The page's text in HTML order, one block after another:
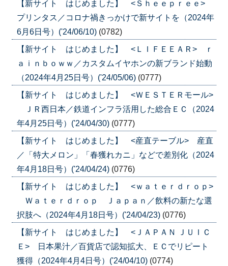
【新サイト はじめました】 <Ｓｈｅｅｐｒｅｅ>
プリンタス／コロナ禍きっかけで新サイトを（2024年
6月6日号）('24/06/10) (0782)
【新サイト はじめました】 <ＬＩＦＥＥＡＲ> ｒ
ａｉｎｂｏｗｗ／カスタムイヤホンの新ブランド始動
（2024年4月25日号）('24/05/06) (0777)
【新サイト はじめました】 <ＷＥＳＴＥＲモール>
ＪＲ西日本／鉄道インフラ活用した総合ＥＣ（2024
年4月25日号）('24/04/30) (0777)
【新サイト はじめました】 <産直テーブル> 産直
／「特大メロン」「春獲れカニ」などで差別化（2024
年4月18日号）('24/04/24) (0776)
【新サイト はじめました】 <ｗａｔｅｒｄｒｏｐ>
Ｗａｔｅｒｄｒｏｐ Ｊａｐａｎ／飲料の新たな選
択肢へ（2024年4月18日号）('24/04/23) (0776)
【新サイト はじめました】 <ＪＡＰＡＮ ＪＵＩＣ
Ｅ> 日本果汁／百貨店で認知拡大、ＥＣでリピート
獲得（2024年4月4日号）('24/04/10) (0774)